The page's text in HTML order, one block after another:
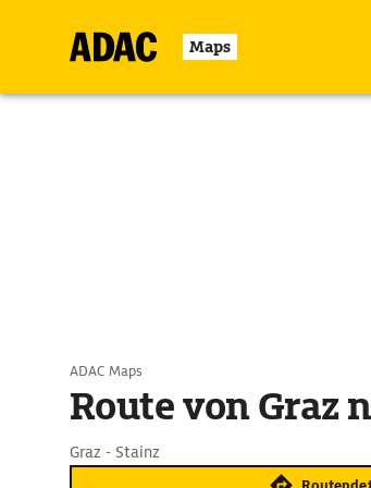
Maps
ADAC Maps
Route von Graz
Graz - Stainz